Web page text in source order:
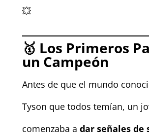
💥
🥇 Los Primeros
un Campeón
Antes de que el mundo
Tyson que todos temían, un
comenzaba a dar señales de